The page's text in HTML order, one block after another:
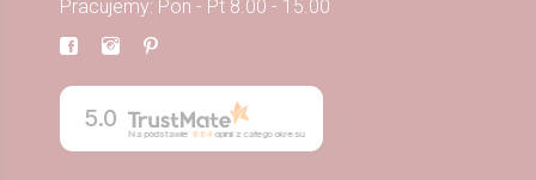
Pracujemy: Pon - Pt 8.00 - 15.00
5.0
Na podstawie 884opinii z całego okresu